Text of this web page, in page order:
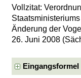
Vollzitat:
Änderung der
26. Juni 2008
Eingangsformel